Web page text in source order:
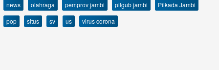
news
olahraga pemprov jambi pilgub jambi
Pilkada Jambi
pop
situs sv us virus corona